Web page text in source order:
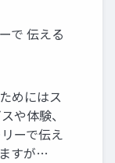
で 伝える
めにはス
や体験、
ーで伝え
すが…